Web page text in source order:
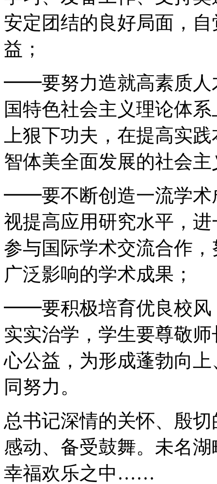
安定团结的良好局面，
益；
━━要努力造就高素质人
国特色社会主义理论体
上狠下功夫，在提高实
智体美全面发展的社会
━━要不断创造一流学术
视提高应用研究水平，
参与国际学术交流合作
广泛影响的学术成果；
━━要积极培育优良校风
实实治学，学生要尊敬
心公益，为形成蓬勃向
同努力。
总书记深情的关怀、殷
感动、备受鼓舞。未名
幸福欢乐之中……